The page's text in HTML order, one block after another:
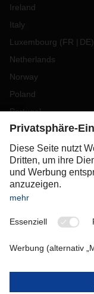
Ireland
Italy
Luxembourg (FR DE)
Netherlands
Norway
Poland
Portugal
Romania
Slovakia
Spain
Sweden
Switzerland
OCEANIA